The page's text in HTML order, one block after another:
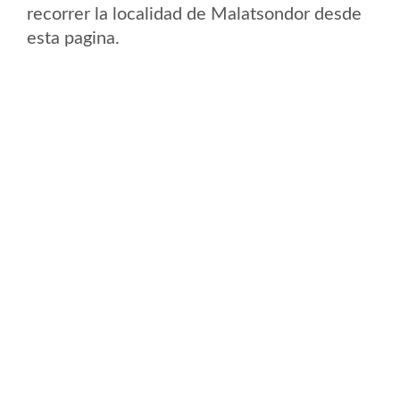
recorrer la localidad de Malatsondor desde
esta pagina.